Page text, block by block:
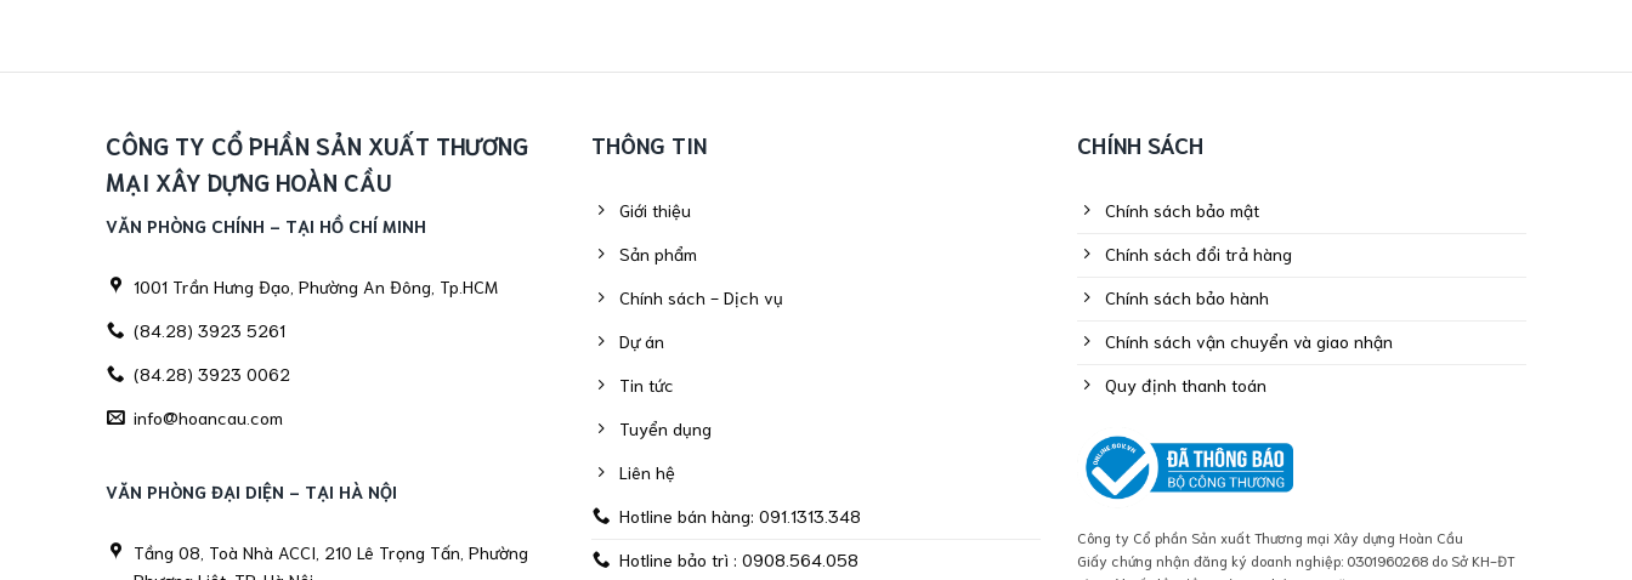
CÔNG TY CỔ PHẦN SẢN XUẤT THƯƠNG
MẠI XÂY DỰNG HOÀN CẦU
VĂN PHÒNG CHÍNH - TẠI HỒ CHÍ MINH
1001 Trần Hưng Đạo, Phường An Đông, Tp.HCM
(84.28) 3923 5261
(84.28) 3923 0062
info@hoancau.com
VĂN PHÒNG ĐẠI DIỆN - TẠI HÀ NỘI
Tầng 08, Toà Nhà ACCI, 210 Lê Trọng Tấn, Phường
THÔNG TIN
Giới thiệu
Sản phẩm
Chính sách - Dịch vụ
Dự án
Tin tức
Tuyển dụng
Liên hệ
Hotline bán hàng: 091.1313.348
Hotline bảo trì : 0908.564.058
CHÍNH SÁCH
Chính sách bảo mật
Chính sách đổi trả hàng
Chính sách bảo hành
Chính sách vận chuyển và giao nhận
Quy định thanh toán
Công ty Cổ phần Sản xuất Thương mại Xây dựng Hoàn Cầu
Giấy chứng nhận đăng ký doanh nghiệp: 0301960268 do Sở KH-ĐT